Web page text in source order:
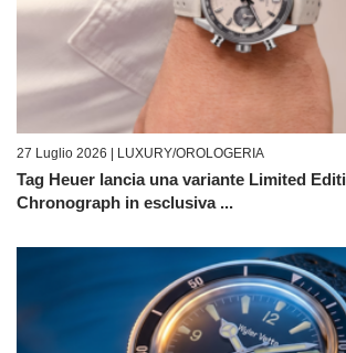
27 Luglio 2026 | LUXURY/OROLOGERIA
Tag Heuer lancia una variante Limited
Chronograph in esclusiva ...